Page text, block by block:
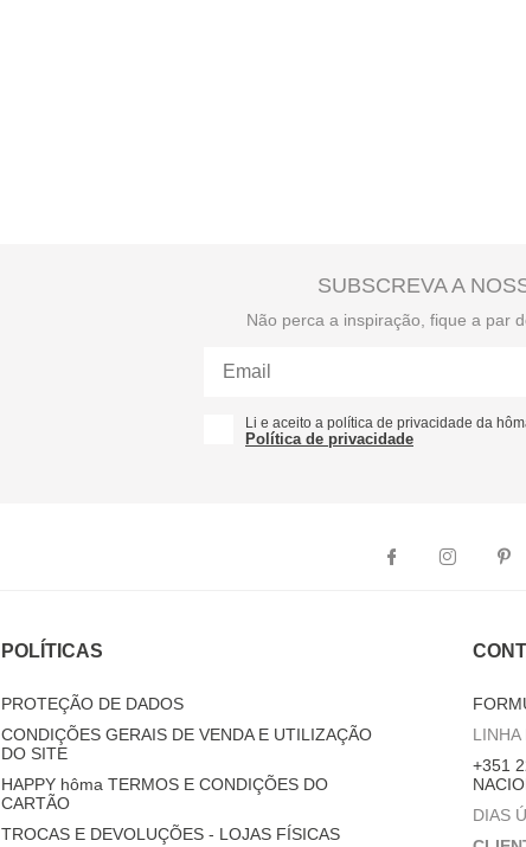
SUBSCREVA A
Não perca a inspiração, fique a par
Li e aceito a política de privacidade da
Política de privacidade
POLÍTICAS
PROTEÇÃO DE DADOS
CONDIÇÕES GERAIS DE VENDA E UTILIZAÇÃO
DO SITE
HAPPY hôma TERMOS E CONDIÇÕES DO
CARTÃO
TROCAS E DEVOLUÇÕES - LOJAS FÍSICAS
LINHA
+351
DIAS